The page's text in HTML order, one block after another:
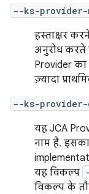
--ks-provider-
हस्ताक्षर
अनुरोध करते
Provider
ज़्यादा
--ks-provider-
यह JCA
नाम है.
यह विकल्प
विकल्प के